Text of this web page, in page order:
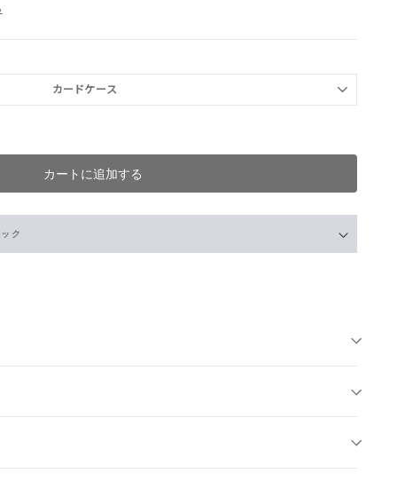
カートに追加する
ク
庫 -O
庫 -X